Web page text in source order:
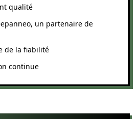
qualité
un partenaire de
de la fiabilité
continue